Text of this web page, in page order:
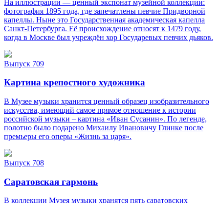
На иллюстрации — ценный экспонат музейной коллекции:
фотография 1895 года, где запечатлены певчие Придворной
капеллы. Ныне это Государственная академическая капелла
Санкт‑Петербурга. Её происхождение относят к 1479 году,
когда в Москве был учреждён хор Государевых певчих дьяков.
Выпуск 709
Картина крепостного художника
В Музее музыки хранится ценный образец изобразительного
искусства, имеющий самое прямое отношение к истории
российской музыки – картина «Иван Сусанин». По легенде,
полотно было подарено Михаилу Ивановичу Глинке после
премьеры его оперы «Жизнь за царя».
Выпуск 708
Саратовская гармонь
В коллекции Музея музыки хранятся пять саратовских